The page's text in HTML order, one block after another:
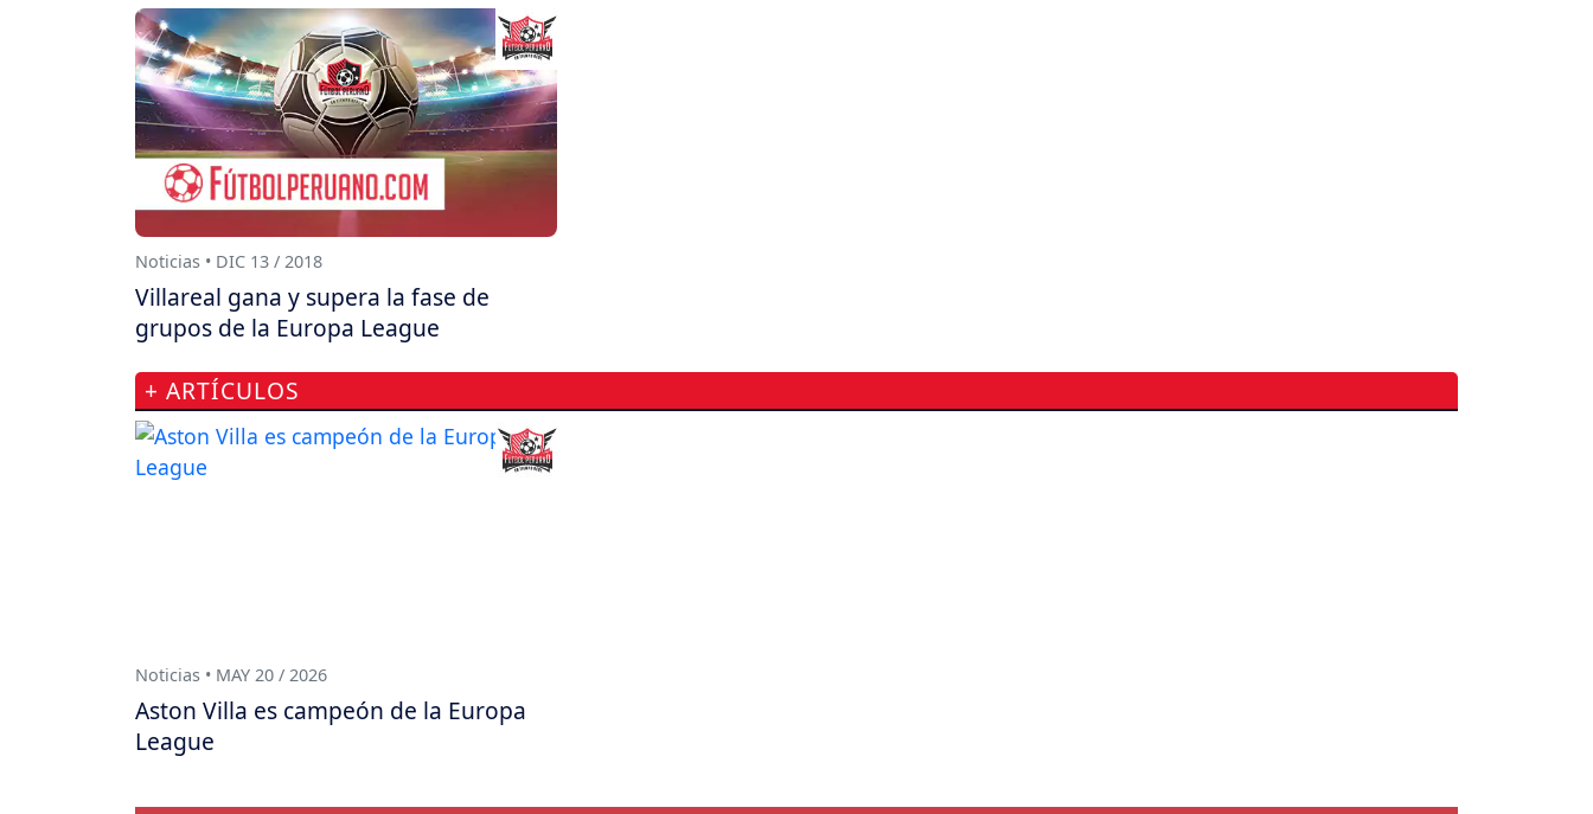
Noticias • DIC 13 / 2018
Villareal gana y supera la fase de
grupos de la Europa League
+ ARTÍCULOS
Noticias • MAY 20 / 2026
Aston Villa es campeón de la Europa
League